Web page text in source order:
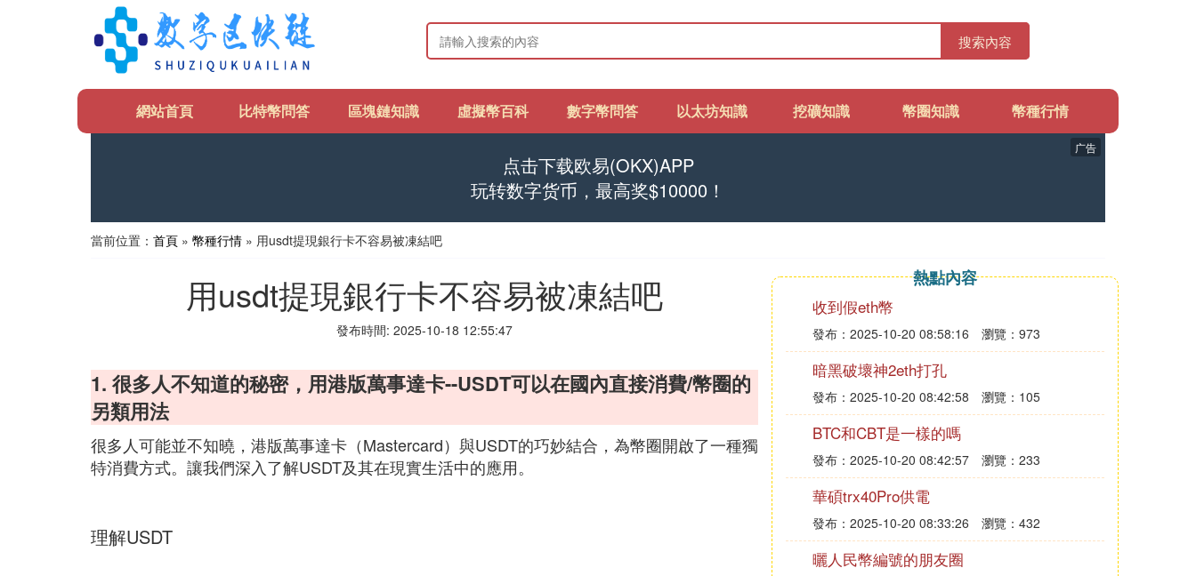
搜索內容
網站首頁 比特幣問答 區塊鏈知識 虛擬幣百科 數字幣問答 以太坊知識 挖礦知識 幣圈知識 幣種行情
点击下载欧易(OKX)APP
玩转数字货币，最高奖$10000！
广告
當前位置： 首頁 » 幣種行情 » 用usdt提現銀行卡不容易被凍結吧
用usdt提現銀行卡不容易被凍結吧
發布時間: 2025-10-18 12:55:47
1. 很多人不知道的秘密，用港版萬事達卡--USDT可以在國內直接消費/幣圈的
另類用法
很多人可能並不知曉，港版萬事達卡（Mastercard）與USDT的巧妙結合，為幣圈開啟了一種獨
特消費方式。讓我們深入了解USDT及其在現實生活中的應用。
理解USDT
熱點內容
收到假eth幣
發布：2025-10-20 08:58:16 瀏覽：973
暗黑破壞神2eth打孔
發布：2025-10-20 08:42:58 瀏覽：105
BTC和CBT是一樣的嗎
發布：2025-10-20 08:42:57 瀏覽：233
華碩trx40Pro供電
發布：2025-10-20 08:33:26 瀏覽：432
曬人民幣編號的朋友圈